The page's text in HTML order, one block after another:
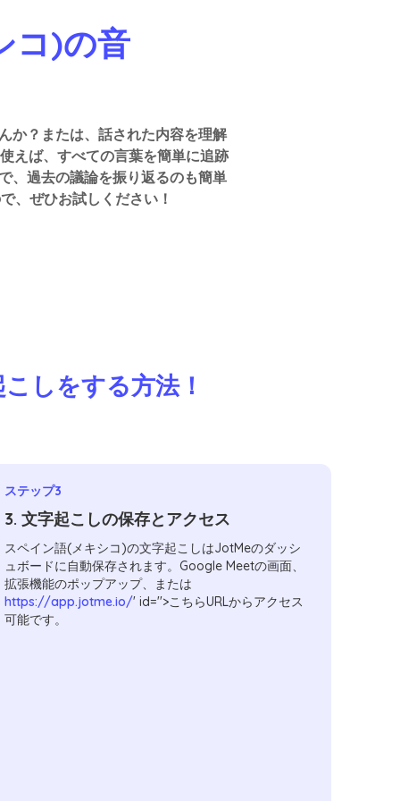
コ)の音
か？または、話された内容を理解
えば、すべての言葉を簡単に追跡
、過去の議論を振り返るのも簡単
、ぜひお試しください！
しをする方法！
ステップ3
3. 文字起こしの保存とアクセス
スペイン語(メキシコ)の文字起こしはJotMeのダッシ
ュボードに自動保存されます。Google Meetの画面、
拡張機能のポップアップ、または
https://app.jotme.io/' id=''>こちらURLからアクセス
可能です。